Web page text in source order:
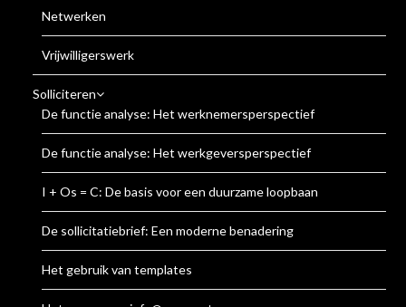
Netwerken
Vrijwilligerswerk
Solliciteren
De functie analyse: Het werknemersperspectief
De functie analyse: Het werkgeversperspectief
I + Os = C: De basis voor een duurzame loopbaan
De sollicitatiebrief: Een moderne benadering
Het gebruik van templates